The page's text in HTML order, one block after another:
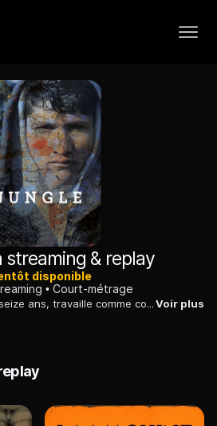
streaming & replay
disponible
Court-métrage
Zaman, jeune afghan de seize ans, travaille comme coiffeur en plein cœur de la jungle de Calais. Il a fui la guerre comme des milliers d'autres. Mais la jungle est vouée à disparaître...Voir plus